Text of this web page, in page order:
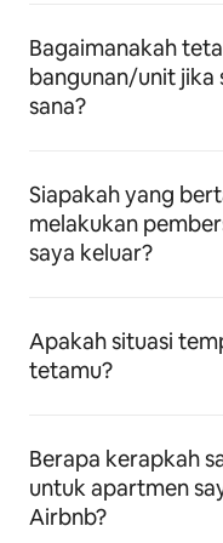
Bagaimanakah
bangunan/unit jika
sana?
Siapakah yang
melakukan
saya keluar?
Apakah situasi
tetamu?
Berapa kerapkah
untuk apartmen
Airbnb?